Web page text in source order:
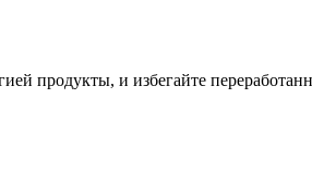
продукты, и избегайте